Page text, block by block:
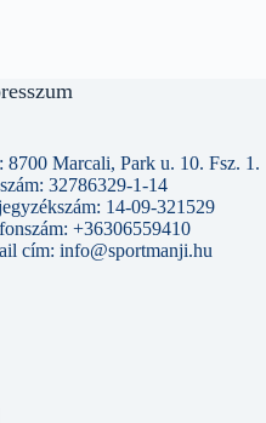
8700 Marcali, Park u. 10. Fsz. 1.
32786329-1-14
14-09-321529
+36306559410
cím: info@sportmanji.hu